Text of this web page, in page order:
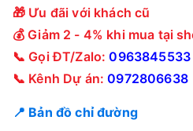
🎁 Ưu đãi với khách cũ
💰 Giảm 2 - 4% khi mua tại
📞 Gọi ĐT/Zalo:0963845533
📞 Kênh Dự án:0972806638
📍 Bản đồ chỉ đường